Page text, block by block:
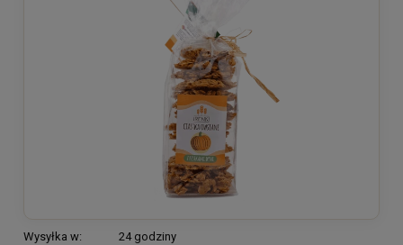
Wysyłka w:
24 godziny